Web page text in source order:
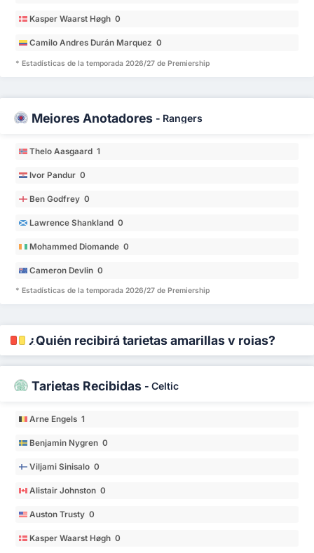
Kasper Waarst Høgh 0
Camilo Andres Durán Marquez 0
* Estadísticas de la temporada 2026/27 de Premiership
Mejores Anotadores - Rangers
Thelo Aasgaard 1
Ivor Pandur 0
Ben Godfrey 0
Lawrence Shankland 0
Mohammed Diomande 0
Cameron Devlin 0
* Estadísticas de la temporada 2026/27 de Premiership
¿Quién recibirá tarjetas amarillas y rojas?
Tarjetas Recibidas - Celtic
Arne Engels 1
Benjamin Nygren 0
Viljami Sinisalo 0
Alistair Johnston 0
Auston Trusty 0
Kasper Waarst Høgh 0